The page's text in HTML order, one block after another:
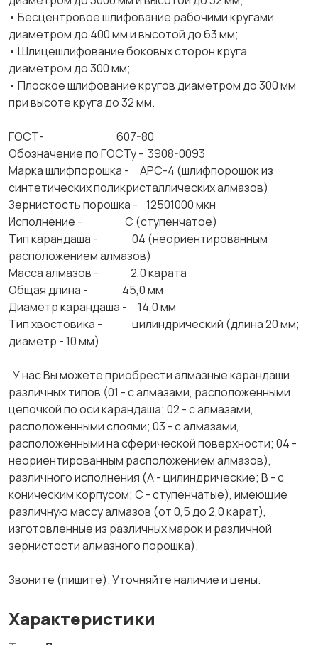
• Бесцентровое шлифование рабочими кругами
диаметром до 400 мм и высотой до 63 мм;
• Шлицешлифование боковых сторон круга
диаметром до 300 мм;
• Плоское шлифование кругов диаметром до 300 мм
при высоте круга до 32 мм.
ГОСТ- 607-80
Обозначение по ГОСТу - 3908-0093
Марка шлифпорошка - АРС-4 (шлифпорошок из
синтетических поликристаллических алмазов)
Зернистость порошка - 12501000 мкн
Исполнение - С (ступенчатое)
Тип карандаша - 04 (неориентированным
расположением алмазов)
Масса алмазов - 2,0 карата
Общая длина - 45,0 мм
Диаметр карандаша - 14,0 мм
Тип хвостовика - цилиндрический (длина 20 мм;
диаметр - 10 мм)
У нас Вы можете приобрести алмазные карандаши
различных типов (01 - с алмазами, расположенными
цепочкой по оси карандаша; 02 - с алмазами,
расположенными слоями; 03 - с алмазами,
расположенными на сферической поверхности; 04 -
неориентированным расположением алмазов),
различного исполнения (А - цилиндрические; В - с
коническим корпусом; С - ступенчатые), имеющие
различную массу алмазов (от 0,5 до 2,0 карат),
изготовленные из различных марок и различной
зернистости алмазного порошка).
Звоните (пишите). Уточняйте наличие и цены.
Характеристики